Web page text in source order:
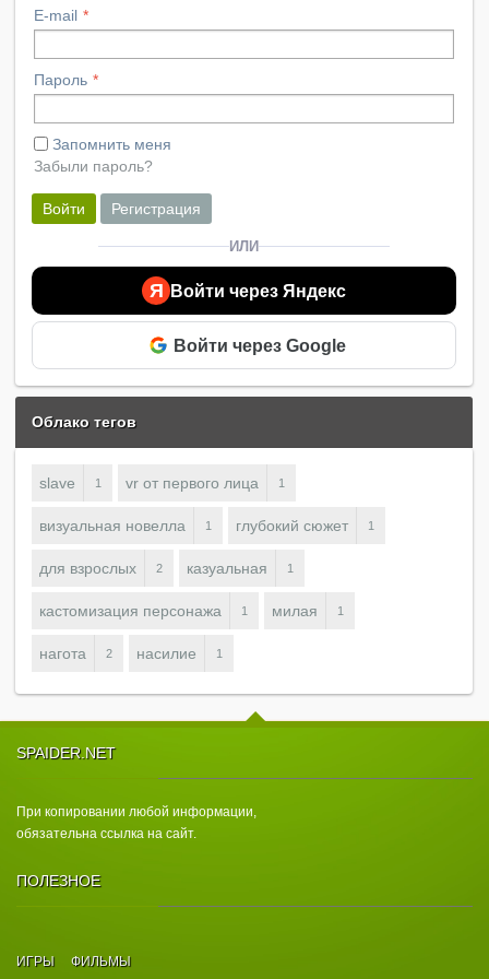
E-mail
Пароль
Запомнить меня
Забыли пароль?
Войти Регистрация
ИЛИ
Я Войти через Яндекс
Войти через Google
Облако тегов
slave 1 vr от первого лица 1
визуальная новелла 1 глубокий сюжет 1
для взрослых 2 казуальная 1
кастомизация персонажа 1 милая 1
нагота 2 насилие 1
SPAIDER.NET
При копировании любой информации,
обязательна ссылка на сайт.
ПОЛЕЗНОЕ
ИГРЫ ФИЛЬМЫ